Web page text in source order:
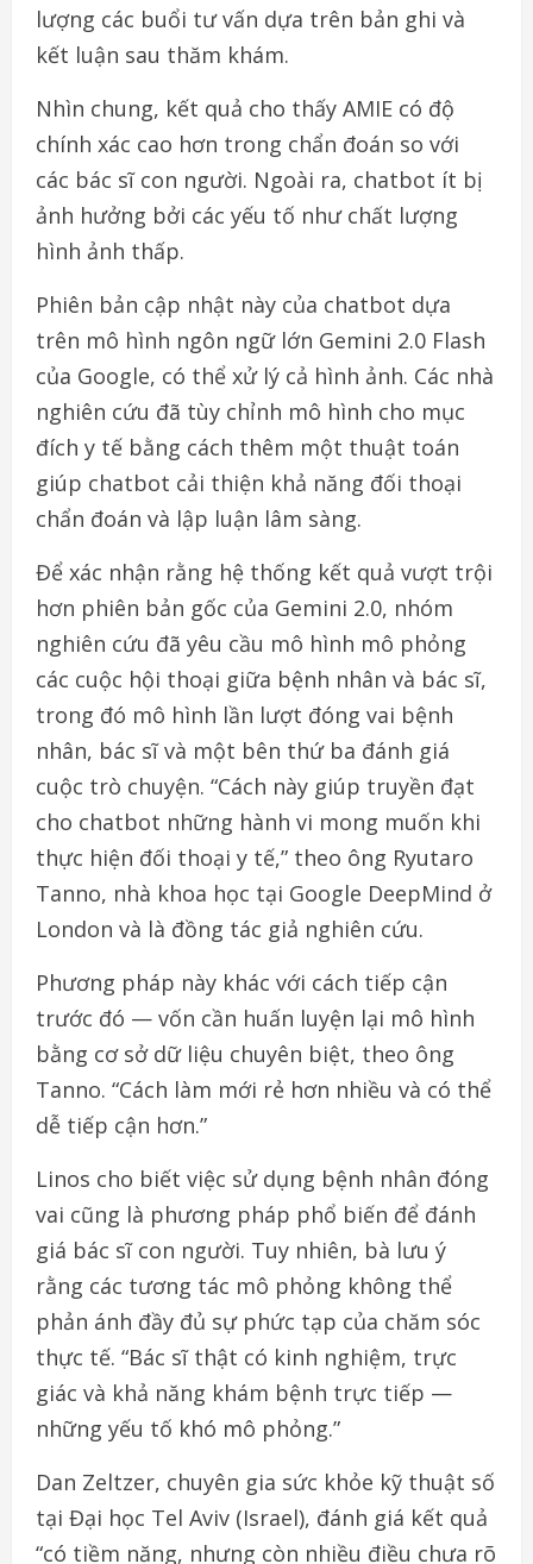
lượng các buổi tư vấn dựa trên bản ghi và
kết luận sau thăm khám.
Nhìn chung, kết quả cho thấy AMIE có độ
chính xác cao hơn trong chẩn đoán so với
các bác sĩ con người. Ngoài ra, chatbot ít bị
ảnh hưởng bởi các yếu tố như chất lượng
hình ảnh thấp.
Phiên bản cập nhật này của chatbot dựa
trên mô hình ngôn ngữ lớn Gemini 2.0 Flash
của Google, có thể xử lý cả hình ảnh. Các nhà
nghiên cứu đã tùy chỉnh mô hình cho mục
đích y tế bằng cách thêm một thuật toán
giúp chatbot cải thiện khả năng đối thoại
chẩn đoán và lập luận lâm sàng.
Để xác nhận rằng hệ thống kết quả vượt trội
hơn phiên bản gốc của Gemini 2.0, nhóm
nghiên cứu đã yêu cầu mô hình mô phỏng
các cuộc hội thoại giữa bệnh nhân và bác sĩ,
trong đó mô hình lần lượt đóng vai bệnh
nhân, bác sĩ và một bên thứ ba đánh giá
cuộc trò chuyện. “Cách này giúp truyền đạt
cho chatbot những hành vi mong muốn khi
thực hiện đối thoại y tế,” theo ông Ryutaro
Tanno, nhà khoa học tại Google DeepMind ở
London và là đồng tác giả nghiên cứu.
Phương pháp này khác với cách tiếp cận
trước đó — vốn cần huấn luyện lại mô hình
bằng cơ sở dữ liệu chuyên biệt, theo ông
Tanno. “Cách làm mới rẻ hơn nhiều và có thể
dễ tiếp cận hơn.”
Linos cho biết việc sử dụng bệnh nhân đóng
vai cũng là phương pháp phổ biến để đánh
giá bác sĩ con người. Tuy nhiên, bà lưu ý
rằng các tương tác mô phỏng không thể
phản ánh đầy đủ sự phức tạp của chăm sóc
thực tế. “Bác sĩ thật có kinh nghiệm, trực
giác và khả năng khám bệnh trực tiếp —
những yếu tố khó mô phỏng.”
Dan Zeltzer, chuyên gia sức khỏe kỹ thuật số
tại Đại học Tel Aviv (Israel), đánh giá kết quả
“có tiềm năng, nhưng còn nhiều điều chưa rõ